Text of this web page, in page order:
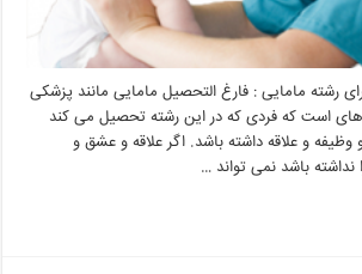
رشته مامایی : فارغ التحصیل مامایی مانند پزشکی
است که فردی که در این رشته تحصیل می کند
و علاقه داشته باشد. اگر علاقه و عشق و
باشد نمی تواند …